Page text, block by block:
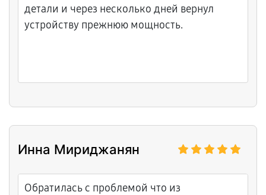
детали и через несколько дней вернул
устройству прежнюю мощность.
Инна Мириджанян
Обратилась с проблемой что из